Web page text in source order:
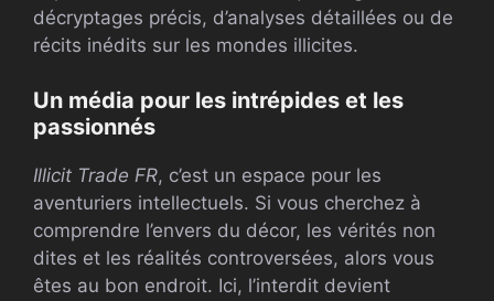
décryptages précis, d’analyses détaillées ou de
récits inédits sur les mondes illicites.
Un média pour les intrépides et les
passionnés
Illicit Trade FR, c’est un espace pour les
aventuriers intellectuels. Si vous cherchez à
comprendre l’envers du décor, les vérités non
dites et les réalités controversées, alors vous
êtes au bon endroit. Ici, l’interdit devient